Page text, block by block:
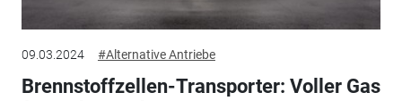
09.03.2024 #Alternative Antriebe
Brennstoffzellen-Transporter: Voller Gas